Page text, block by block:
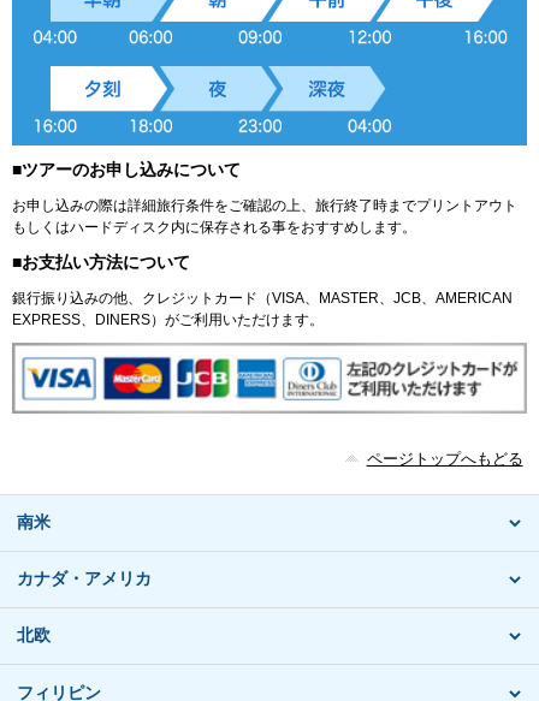
■ツアーのお申し込みについて
お申し込みの際は詳細旅行条件をご確認の上、旅行終了時までプリントアウト
もしくはハードディスク内に保存される事をおすすめします。
■お支払い方法について
銀行振り込みの他、クレジットカード（VISA、MASTER、JCB、AMERICAN
EXPRESS、DINERS）がご利用いただけます。
ページトップへもどる
南米
カナダ・アメリカ
北欧
フィリピン